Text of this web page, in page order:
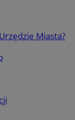
Miasta?